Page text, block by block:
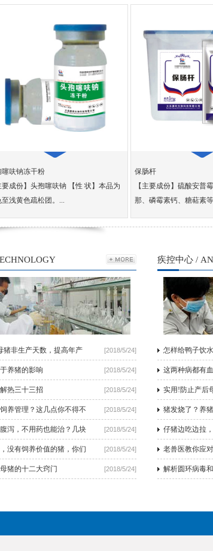
粉
噻呋钠 【性 状】本品为
松团。...
【主要成份】硫酸安普霉素、硫酸丁
那、磷霉素钙、糖萜素等。...
猪非生产天数，提高年产 [2018/5/24]
养猪的影响 [2018/5/24]
热三十三招 [2018/5/24]
养管理？这几点你不得不 [2018/5/24]
泻，不用药也能治？几块 [2018/5/24]
没有饲养价值的猪，你们 [2018/5/24]
猪的十二大窍门 [2018/5/24]
疾控中心 /
怎样给鸭子饮
这两种病都有
实用!防止产后
猪发烧了？养
仔猪边吃边拉
老兽医教你应
解析圆环病毒